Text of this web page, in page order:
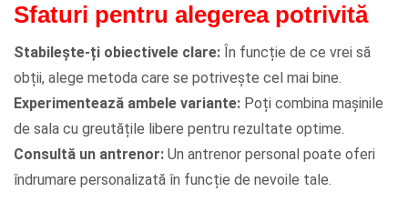
Sfaturi pentru alegerea potrivită
Stabilește-ți obiectivele clare: În funcție de ce vrei să
obții, alege metoda care se potrivește cel mai bine.
Experimentează ambele variante: Poți combina mașinile
de sala cu greutățile libere pentru rezultate optime.
Consultă un antrenor: Un antrenor personal poate oferi
îndrumare personalizată în funcție de nevoile tale.